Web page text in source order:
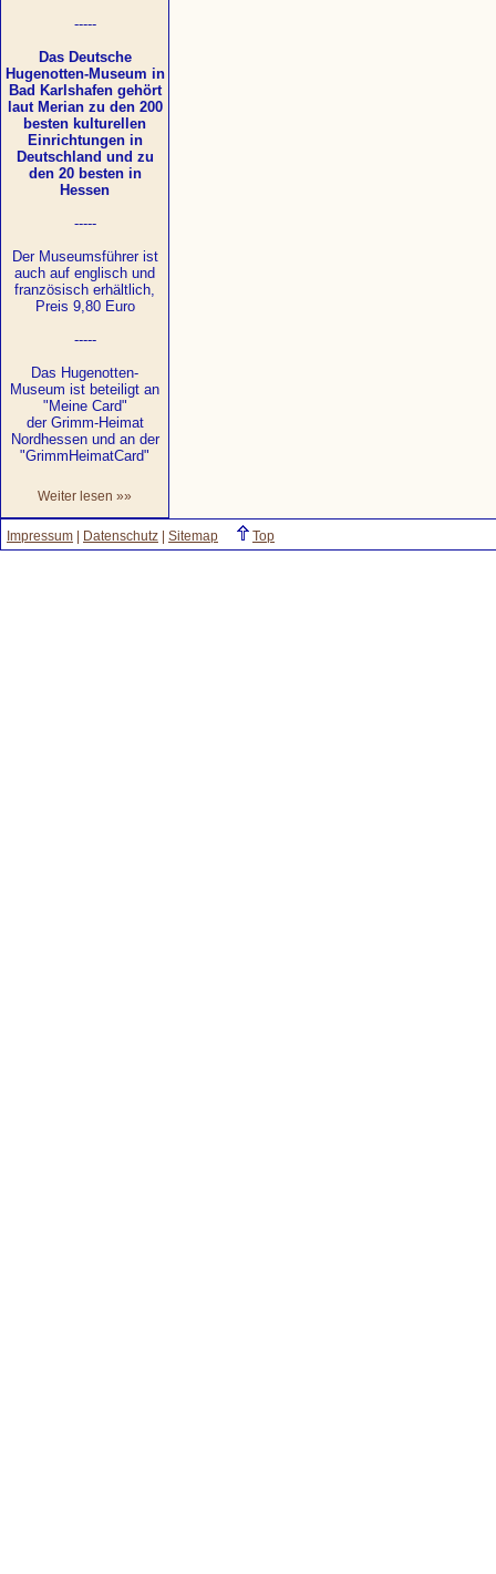
-----
Das Deutsche
Hugenotten-Museum in
Bad Karlshafen gehört
laut Merian zu den 200
besten kulturellen
Einrichtungen in
Deutschland und zu
den 20 besten in
Hessen
-----
Der Museumsführer ist
auch auf englisch und
französisch erhältlich,
Preis 9,80 Euro
-----
Das Hugenotten-
Museum ist beteiligt an
"Meine Card"
der Grimm-Heimat
Nordhessen und an der
"GrimmHeimatCard"
Weiter lesen »»
Impressum Datenschutz Sitemap Top